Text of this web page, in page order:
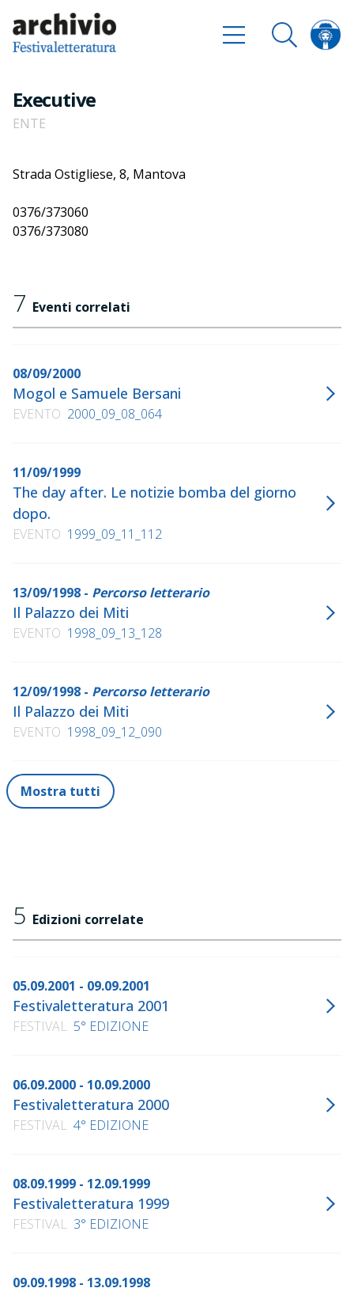
Executive
ENTE
Strada Ostigliese, 8, Mantova
0376/373060
0376/373080
7 Eventi correlati
08/09/2000
Mogol e Samuele Bersani
EVENTO 2000_09_08_064
11/09/1999
The day after. Le notizie bomba del giorno
dopo.
EVENTO 1999_09_11_112
13/09/1998 - Percorso letterario
Il Palazzo dei Miti
EVENTO 1998_09_13_128
12/09/1998 - Percorso letterario
Il Palazzo dei Miti
EVENTO 1998_09_12_090
Mostra tutti
5 Edizioni correlate
05.09.2001 - 09.09.2001
Festivaletteratura 2001
FESTIVAL 5° EDIZIONE
06.09.2000 - 10.09.2000
Festivaletteratura 2000
FESTIVAL 4° EDIZIONE
08.09.1999 - 12.09.1999
Festivaletteratura 1999
FESTIVAL 3° EDIZIONE
09.09.1998 - 13.09.1998